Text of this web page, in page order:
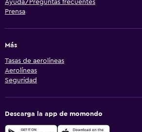
Ayuda/Preguntas frecuentes
Prensa
Más
Tasas de aerolíneas
Aerolíneas
Seguridad
Descarga la app de momondo